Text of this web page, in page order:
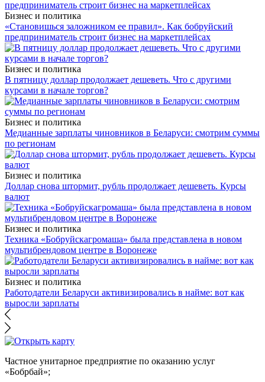
Бизнес и политика
«Становишься заложником ее правил». Как бобруйский
предприниматель строит бизнес на маркетплейсах
Бизнес и политика
В пятницу доллар продолжает дешеветь. Что с другими
курсами в начале торгов?
Бизнес и политика
Медианные зарплаты чиновников в Беларуси: смотрим суммы
по регионам
Бизнес и политика
Доллар снова штормит, рубль продолжает дешеветь. Курсы
валют
Бизнес и политика
Техника «Бобруйскагромаша» была представлена в новом
мультибрендовом центре в Воронеже
Бизнес и политика
Работодатели Беларуси активизировались в найме: вот как
выросли зарплаты
Частное унитарное предприятие по оказанию услуг
«Бобрбай»;